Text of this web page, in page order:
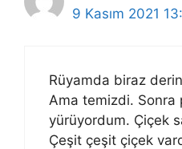
9 Kasım 2021
Rüyamda biraz
Ama temizdi. Sonra
yürüyordum. Çiçek
Çeşit çeşit çiçek